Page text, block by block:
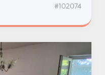
#102074